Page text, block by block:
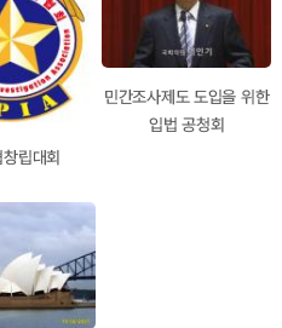
립대회
민간조사제도 도입을 위한
입법 공청회